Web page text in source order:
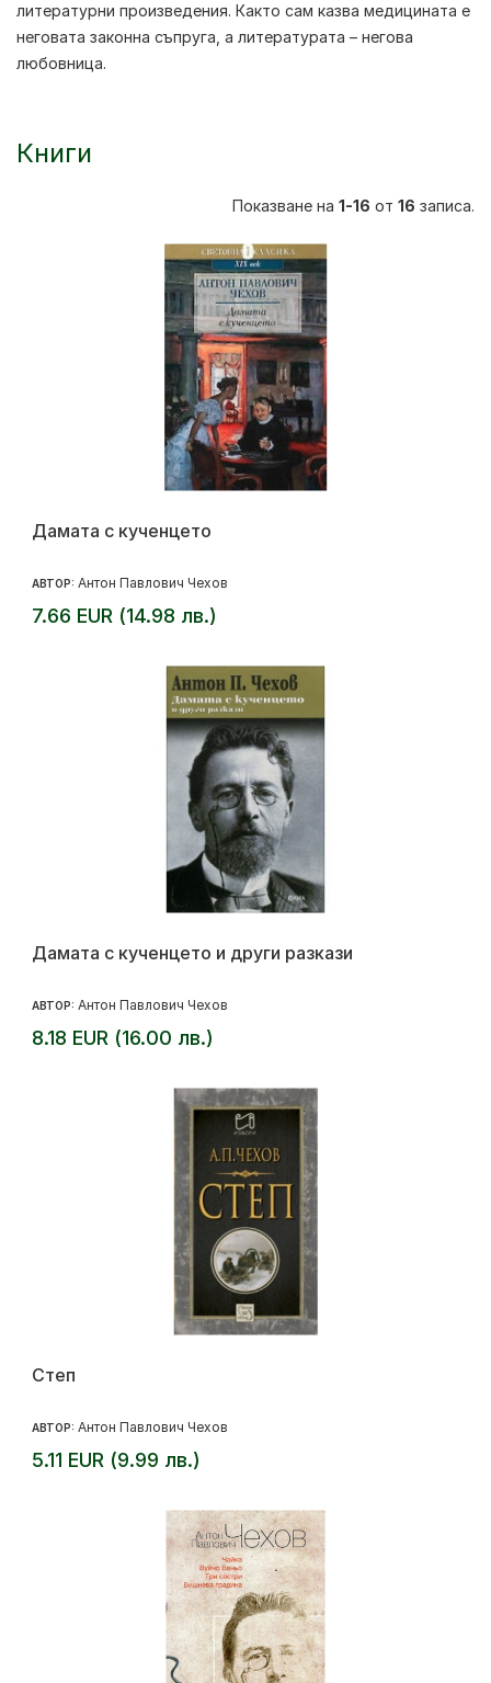
литературни произведения. Както сам казва медицината е
неговата законна съпруга, а литературата – негова
любовница.
Книги
Показване на 1-16 от 16 записа.
Дамата с кученцето
АВТОР: Антон Павлович Чехов
7.66 EUR (14.98 лв.)
Дамата с кученцето и други разкази
АВТОР: Антон Павлович Чехов
8.18 EUR (16.00 лв.)
Степ
АВТОР: Антон Павлович Чехов
5.11 EUR (9.99 лв.)